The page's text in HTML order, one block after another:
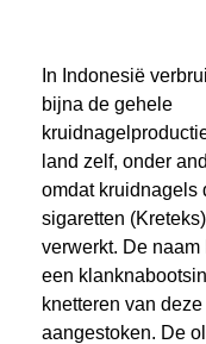
In Indonesië
bijna de gehele
land zelf, onder
omdat kruidnagels
sigaretten
verwerkt. De naam
een
knetteren van
aangestoken. De